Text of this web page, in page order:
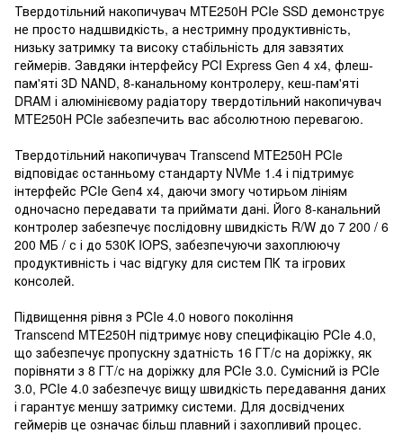
Твердотільний накопичувач MTE250H PCIe SSD демонструє
не просто надшвидкість, а нестримну продуктивність,
низьку затримку та високу стабільність для завзятих
геймерів. Завдяки інтерфейсу PCI Express Gen 4 x4, флеш-
пам'яті 3D NAND, 8-канальному контролеру, кеш-пам'яті
DRAM і алюмінієвому радіатору твердотільний накопичувач
MTE250H PCIe забезпечить вас абсолютною перевагою.
Твердотільний накопичувач Transcend MTE250H PCIe
відповідає останньому стандарту NVMe 1.4 і підтримує
інтерфейс PCIe Gen4 x4, даючи змогу чотирьом лініям
одночасно передавати та приймати дані. Його 8-канальний
контролер забезпечує послідовну швидкість R/W до 7 200 / 6
200 МБ / с і до 530K IOPS, забезпечуючи захоплюючу
продуктивність і час відгуку для систем ПК та ігрових
консолей.
Підвищення рівня з PCIe 4.0 нового покоління
Transcend MTE250H підтримує нову специфікацію PCIe 4.0,
що забезпечує пропускну здатність 16 ГТ/с на доріжку, як
порівняти з 8 ГТ/с на доріжку для PCIe 3.0. Сумісний із PCIe
3.0, PCIe 4.0 забезпечує вищу швидкість передавання даних
і гарантує меншу затримку системи. Для досвідчених
геймерів це означає більш плавний і захопливий процес.